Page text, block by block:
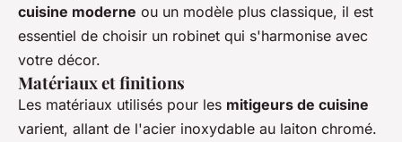
cuisine moderne ou un modèle plus classique, il est
essentiel de choisir un robinet qui s'harmonise avec
votre décor.
Matériaux et finitions
Les matériaux utilisés pour les mitigeurs de cuisine
varient, allant de l'acier inoxydable au laiton chromé.